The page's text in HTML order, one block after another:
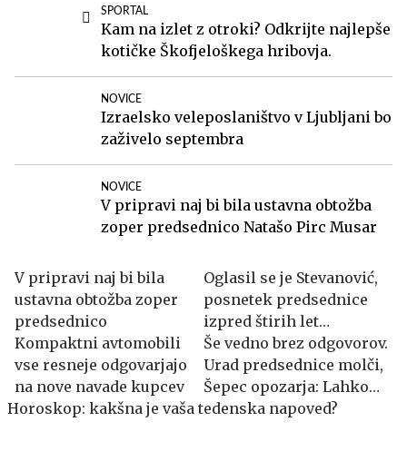
SPORTAL
Kam na izlet z otroki? Odkrijte najlepše
kotičke Škofjeloškega hribovja.
NOVICE
Izraelsko veleposlaništvo v Ljubljani bo
zaživelo septembra
NOVICE
V pripravi naj bi bila ustavna obtožba
zoper predsednico Natašo Pirc Musar
V pripravi naj bi bila
ustavna obtožba zoper
predsednico
Oglasil se je Stevanović,
posnetek predsednice
izpred štirih let
skrivnostno izginil
Kompaktni avtomobili
vse resneje odgovarjajo
na nove navade kupcev
Še vedno brez odgovorov.
Urad predsednice molči,
Šepec opozarja: Lahko
tožijo državo.
Horoskop: kakšna je vaša tedenska napoved?